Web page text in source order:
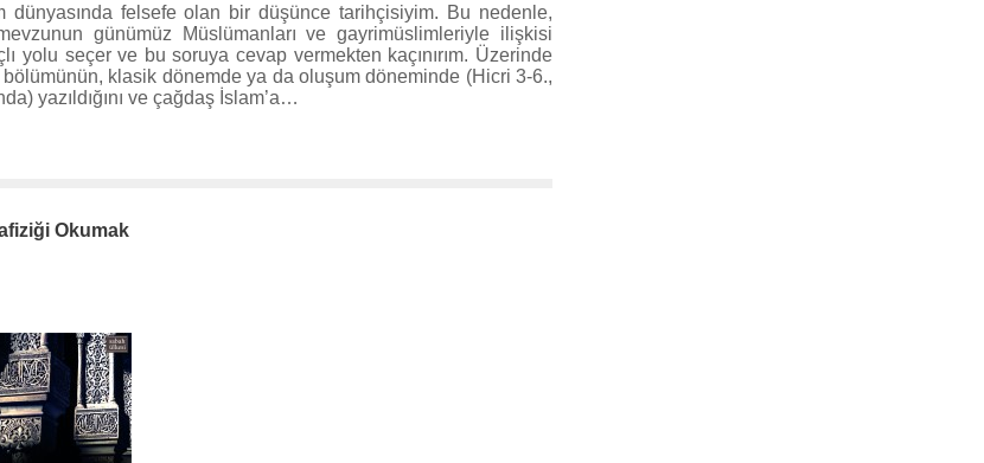
dünyasında felsefe olan bir düşünce tarihçisiyim. Bu nedenle,
günümüz Müslümanları ve gayrimüslimleriyle ilişkisi
yolu seçer ve bu soruya cevap vermekten kaçınırım. Üzerinde
bölümünün, klasik dönemde ya da oluşum döneminde (Hicri 3-6.,
yazıldığını ve çağdaş İslam’a…
Okumak